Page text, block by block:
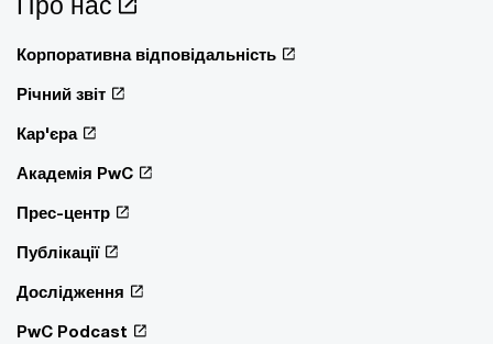
Корпоративна відповідальність
Річний звіт
Кар'єра
Академія PwC
Прес-центр
Публікації
Дослідження
PwC Podcast